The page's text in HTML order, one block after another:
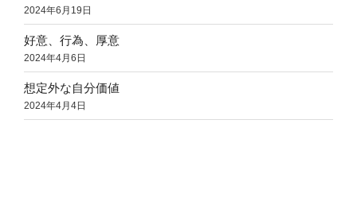
2024年6月19日
好意、行為、厚意
2024年4月6日
想定外な自分価値
2024年4月4日